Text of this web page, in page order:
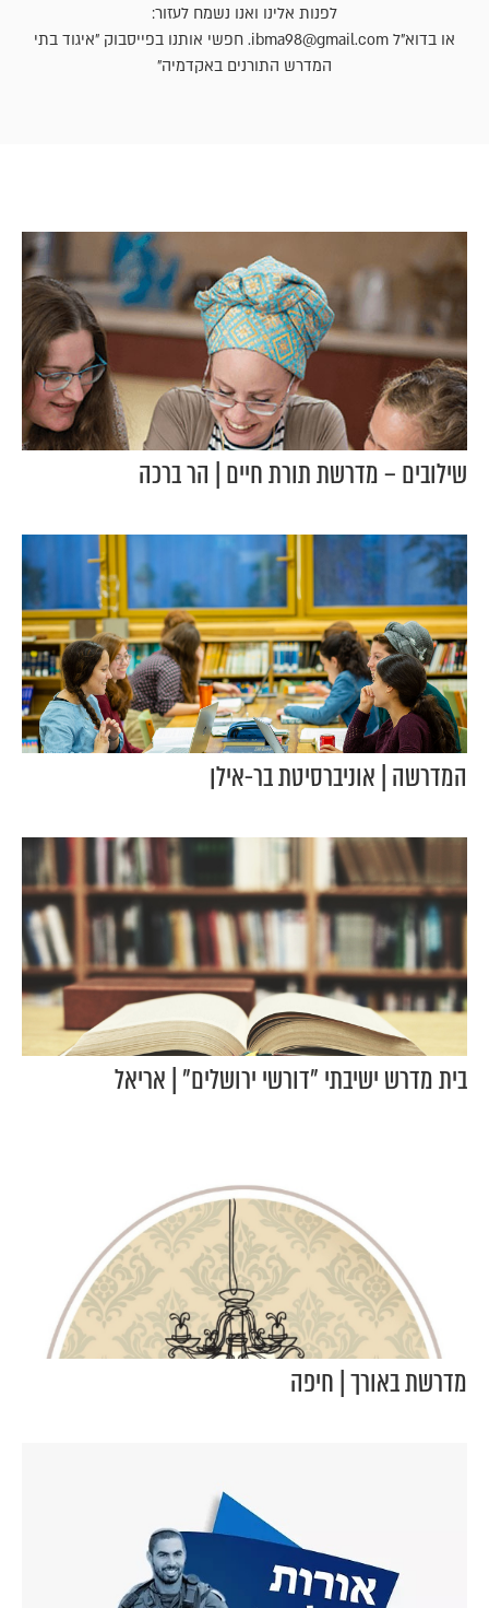
לפנות אלינו ואנו נשמח לעזור:
או בדוא"ל ibma98@gmail.com. חפשי אותנו בפייסבוק "איגוד בתי
המדרש התורנים באקדמיה"
שילובים – מדרשת תורת חיים | הר ברכה
המדרשה | אוניברסיטת בר-אילן
בית מדרש ישיבתי "דורשי ירושלים" | אריאל
מדרשת באורך | חיפה